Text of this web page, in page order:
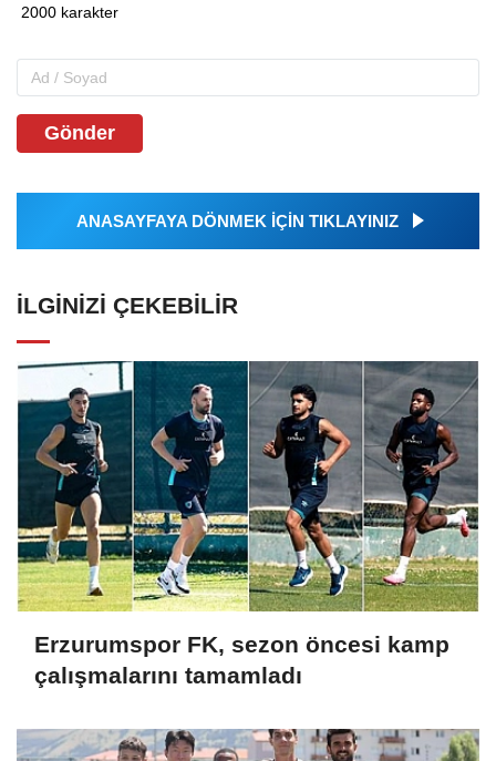
Gönder
ANASAYFAYA DÖNMEK İÇİN TIKLAYINIZ
İLGINIZI ÇEKEBILIR
Erzurumspor FK, sezon öncesi kamp
çalışmalarını tamamladı